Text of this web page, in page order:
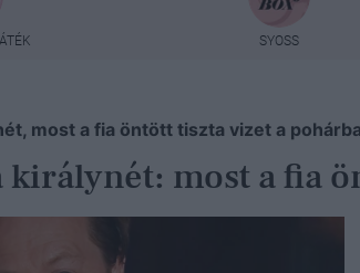
SYOSS
most a fia öntött tiszta vizet a pohárba
most a fia